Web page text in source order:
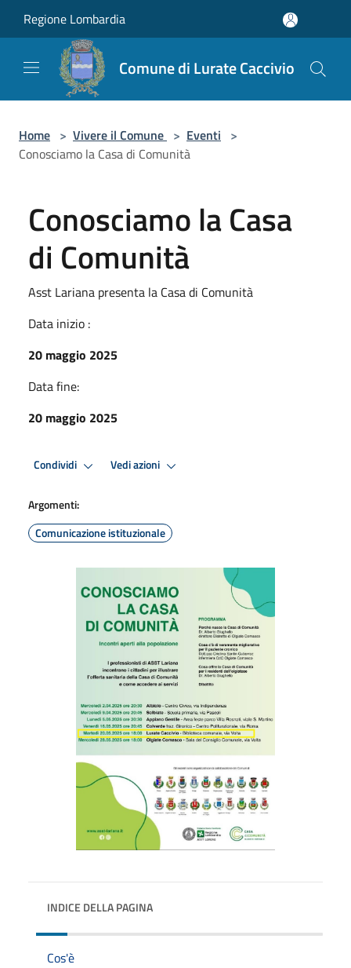
Regione Lombardia
Comune di Lurate Caccivio
Home > Vivere il Comune > Eventi >
Conosciamo la Casa di Comunità
Conosciamo la Casa
di Comunità
Asst Lariana presenta la Casa di Comunità
Data inizio :
20 maggio 2025
Data fine:
20 maggio 2025
Condividi Vedi azioni
Argomenti:
Comunicazione istituzionale
INDICE DELLA PAGINA
Cos'è